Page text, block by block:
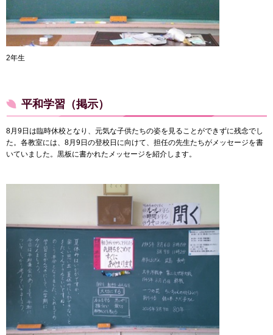
2年生
平和学習（掲示）
8月9日は臨時休校となり、元気な子供たちの姿を見ることができずに残念でし
た。各教室には、8月9日の登校日に向けて、担任の先生たちがメッセージを書
いていました。黒板に書かれたメッセージを紹介します。